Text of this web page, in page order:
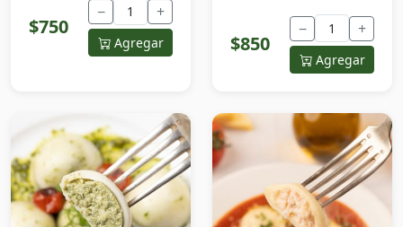
$750
− +
Agregar $850
− +
Agregar